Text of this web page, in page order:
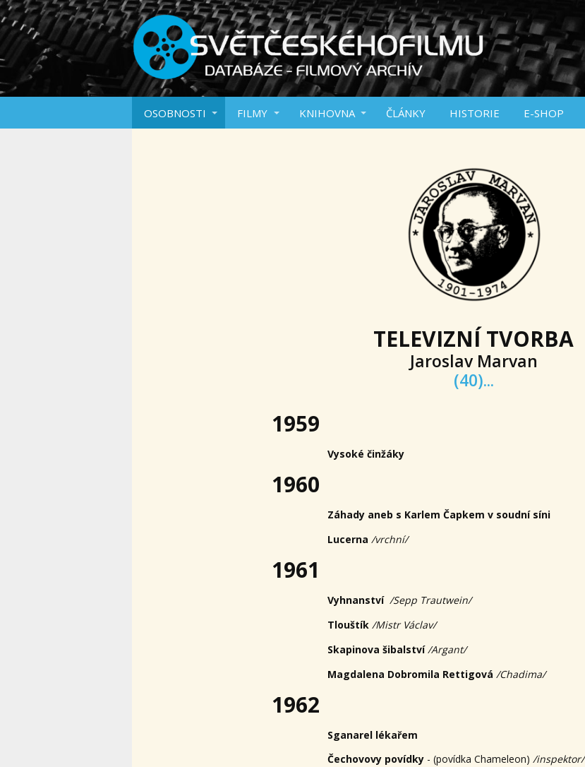
OSOBNOSTI FILMY KNIHOVNA ČLÁNKY HISTORIE E-SHOP
TELEVIZNÍ TVORBA
Jaroslav Marvan
(40)...
1959
Vysoké činžáky
1960
Záhady aneb s Karlem Čapkem v soudní síni
Lucerna /vrchní/
1961
Vyhnanství /Sepp Trautwein/
Tlouštík /Mistr Václav/
Skapinova šibalství/Argant/
Magdalena Dobromila Rettigová /Chadima/
1962
Sganarel lékařem
Čechovovy povídky - (povídka Chameleon) /inspektor/